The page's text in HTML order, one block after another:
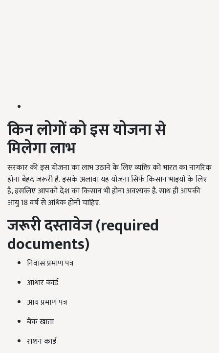
किन लोगों को इस योजनासे
मिलेगालाभ
सरकार की इस योजना का लाभ उठाने के लिए व्यक्ति को भारत का नागरिक
होना बेहद जरूरी है. इसके अलावा यह योजना सिर्फ किसान भाइयों के लिए
है, इसलिए आपको देश का किसान भी होना अवश्यक है. साथ ही आपकी
आयु 18 वर्ष से अधिक होनी चाहिए.
जरूरी दस्तावेज(required
documents)
निवास प्रमाण पत्र
आधार कार्ड
आय प्रमाण पत्र
बैंक खाता
राशन कार्ड